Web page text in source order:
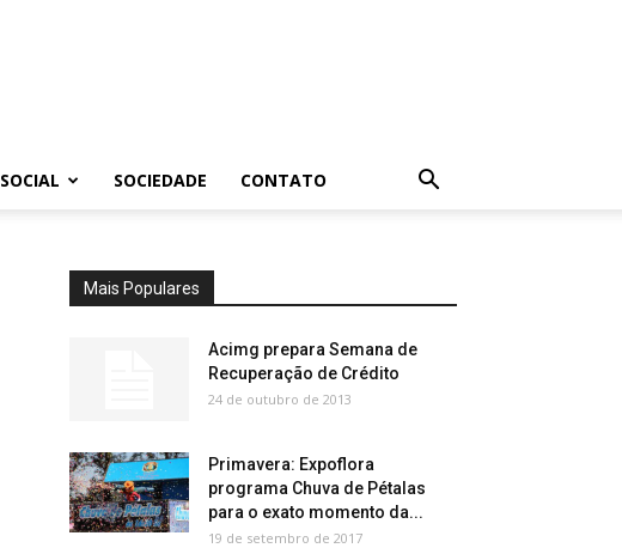
SOCIAL SOCIEDADE CONTATO
Mais Populares
Acimg prepara Semana de
Recuperação de Crédito
24 de outubro de 2013
Primavera: Expoflora
programa Chuva de Pétalas
para o exato momento da...
19 de setembro de 2017